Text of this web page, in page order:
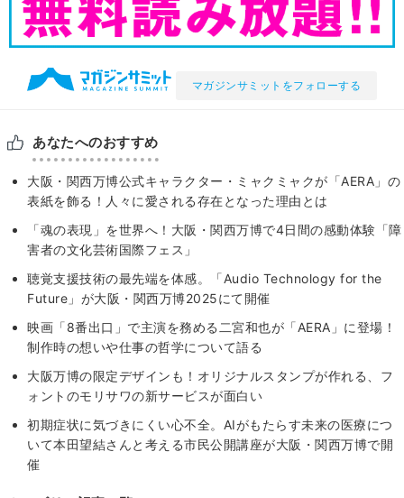
マガジンサミットをフォローする
あなたへのおすすめ
大阪・関西万博公式キャラクター・ミャクミャクが「AERA」の
表紙を飾る！人々に愛される存在となった理由とは
「魂の表現」を世界へ！大阪・関西万博で4日間の感動体験「障
害者の文化芸術国際フェス」
聴覚支援技術の最先端を体感。「Audio Technology for the
Future」が大阪・関西万博2025にて開催
映画「8番出口」で主演を務める二宮和也が「AERA」に登場！
制作時の想いや仕事の哲学について語る
大阪万博の限定デザインも！オリジナルスタンプが作れる、フ
ォントのモリサワの新サービスが面白い
初期症状に気づきにくい心不全。AIがもたらす未来の医療につ
いて本田望結さんと考える市民公開講座が大阪・関西万博で開
催